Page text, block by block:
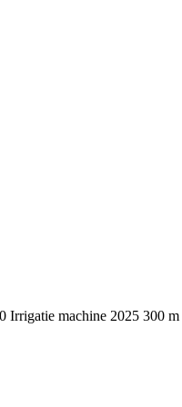
Irrigatie machine 2025 300 m